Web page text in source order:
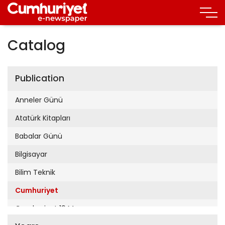
Catalog
Publication
Anneler Günü
Atatürk Kitapları
Babalar Günü
Bilgisayar
Bilim Teknik
Cumhuriyet
Cumhuriyet 19 Mayıs